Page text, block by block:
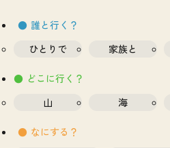
誰と行く？
ひとりで
家族と
どこに行く？
山
海
なにする？